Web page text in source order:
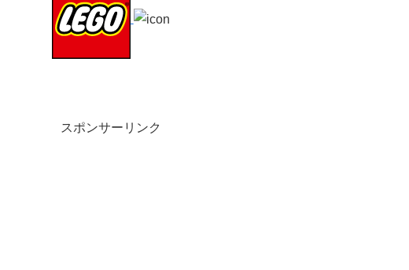
スポンサーリンク